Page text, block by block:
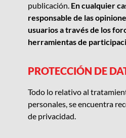
publicación. En cualquier
responsable de las
usuarios a través de los
herramientas de
PROTECCIÓN DE
Todo lo relativo al
personales, se encuentra
de privacidad